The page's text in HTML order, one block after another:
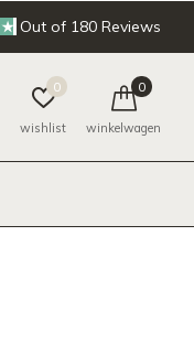
wishlist
0
winkelwagen
0
Out of 180 Reviews